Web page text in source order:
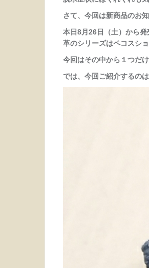
さて、今回は新商品のお
本日8月26日（土）から発
革のシリーズはペコスシ
今回はその中から１つだ
では、今回ご紹介するのは